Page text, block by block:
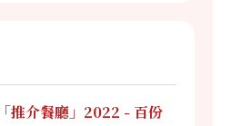
推介餐廳」2022 - 百份